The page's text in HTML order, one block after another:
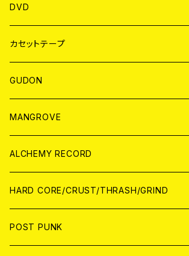
ANALOG
アパレル
BADGE
DVD
JAPAN
WORLD
カセットテープ
JAPAN
WORLD
GUDON
アパレル
PATCH
アナログ
DIGITAL CONTENTS
MANGROVE
ALCHEMY RECORD
CD
ANALOG
HARD CORE/CRUST/THRASH/GRIND
JAPAN
POST PUNK